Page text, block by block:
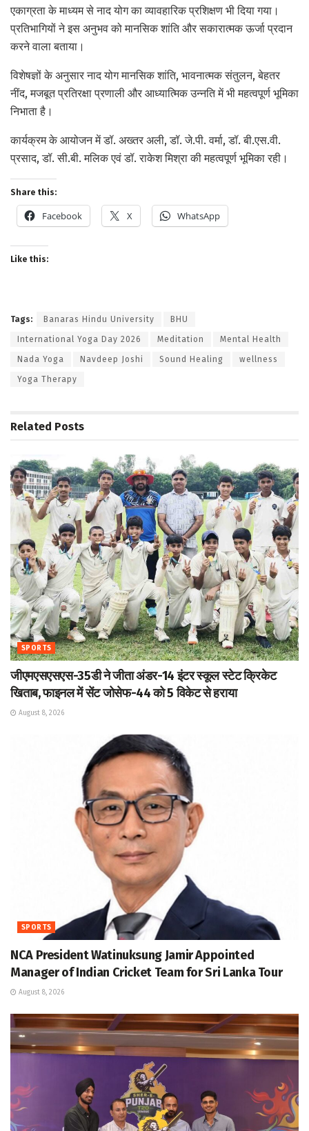
एकाग्रता के माध्यम से नाद योग का व्यावहारिक प्रशिक्षण भी दिया गया।
प्रतिभागियों ने इस अनुभव को मानसिक शांति और सकारात्मक ऊर्जा प्रदान
करने वाला बताया।
विशेषज्ञों के अनुसार नाद योग मानसिक शांति, भावनात्मक संतुलन, बेहतर
नींद, मजबूत प्रतिरक्षा प्रणाली और आध्यात्मिक उन्नति में भी महत्वपूर्ण भूमिका
निभाता है।
कार्यक्रम के आयोजन में डॉ. अख्तर अली, डॉ. जे.पी. वर्मा, डॉ. बी.एस.वी.
प्रसाद, डॉ. सी.बी. मलिक एवं डॉ. राकेश मिश्रा की महत्वपूर्ण भूमिका रही।
Share this:
Facebook X WhatsApp
Like this:
Tags: Banaras Hindu University BHU
International Yoga Day 2026 Meditation Mental Health
Nada Yoga Navdeep Joshi Sound Healing wellness
Yoga Therapy
Related Posts
SPORTS
जीएमएसएसएस-35डी ने जीता अंडर-14 इंटर स्कूल स्टेट क्रिकेट
खिताब, फाइनल में सेंट जोसेफ-44 को 5 विकेट से हराया
August 8, 2026
SPORTS
NCA President Watinuksung Jamir Appointed
Manager of Indian Cricket Team for Sri Lanka Tour
August 8, 2026